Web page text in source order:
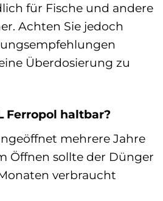
für Fische und andere
Achten Sie jedoch
Überdosierung zu
Ferropol haltbar?
mehrere Jahre
Öffnen sollte der Dünger
verbraucht